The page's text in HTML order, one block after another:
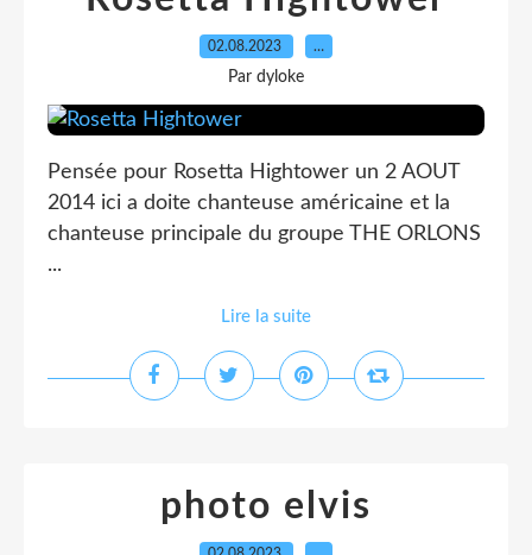
02.08.2023 …
Par dyloke
Pensée pour Rosetta Hightower un 2 AOUT
2014 ici a doite chanteuse américaine et la
chanteuse principale du groupe THE ORLONS
...
Lire la suite
photo elvis